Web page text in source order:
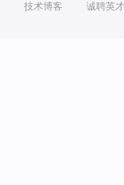
技术博客 诚聘英才